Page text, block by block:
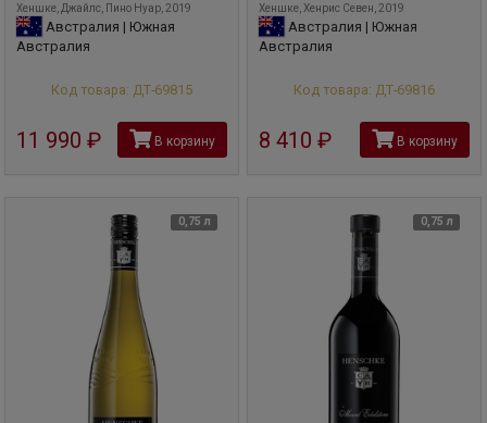
Хеншке, Джайлс, Пино Нуар, 2019
Австралия | Южная
Австралия
Код товара: ДТ-69815
11 990 рубВ корзину
Хеншке, Хенрис Севен, 2019
Австралия | Южная
Австралия
Код товара: ДТ-69816
8 410 руб В корзину
0,75 л 0,75 л